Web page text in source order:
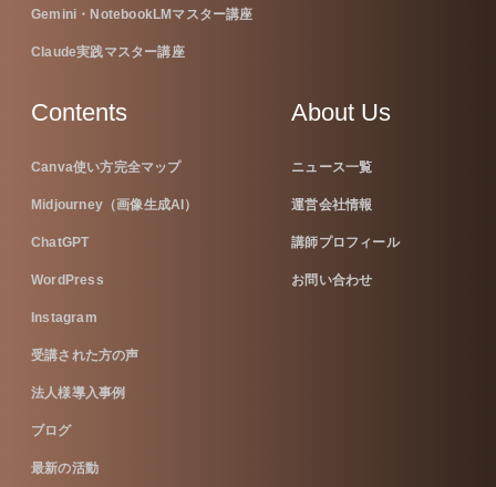
Gemini・NotebookLMマスター講座
Claude実践マスター講座
Contents
Canva使い方完全マップ
Midjourney（画像生成AI）
ChatGPT
WordPress
Instagram
受講された方の声
法人様導入事例
ブログ
最新の活動
About Us
ニュース一覧
運営会社情報
講師プロフィール
お問い合わせ